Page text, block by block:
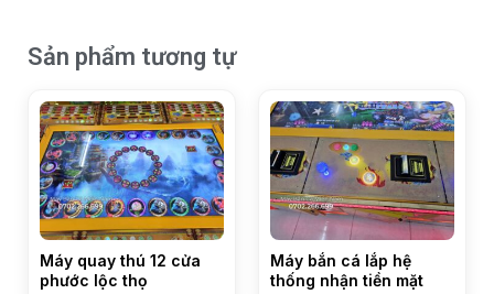
Sản phẩm tương tự
Máy quay thú 12 cửa
phước lộc thọ
Máy bắn cá lắp hệ
thống nhận tiền mặt